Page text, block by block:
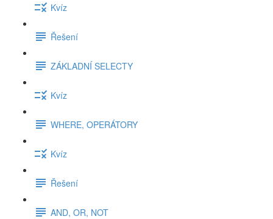
Kvíz
Řešení
ZÁKLADNÍ SELECTY
Kvíz
WHERE, OPERÁTORY
Kvíz
Řešení
AND, OR, NOT